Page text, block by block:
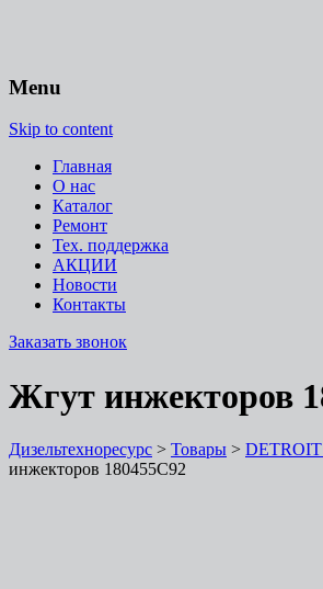
Menu
Skip to content
Главная
О нас
Каталог
Ремонт
Тех. поддержка
АКЦИИ
Новости
Контакты
Заказать звонок
Жгут инжекторов
Дизельтехноресурс > Товары >
инжекторов 180455С92